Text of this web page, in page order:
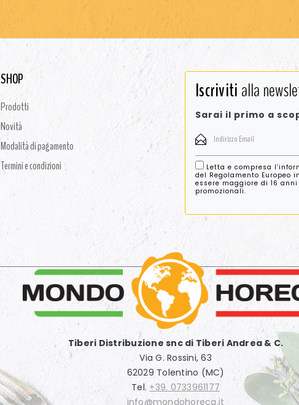
SHOP
Prodotti
Novità
Modalità di pagamento
Termini e condizioni
Iscrivitialla
Sarai il primo a
Letta e compresa
del Regolamento Europeo
essere maggiore di 16
promozionali.
Tiberi Distribuzione snc di Tiberi Andrea & C.
Via G. Rossini, 63
62029 Tolentino (MC)
Tel. +39. 0733961177
info@mondohoreca.it